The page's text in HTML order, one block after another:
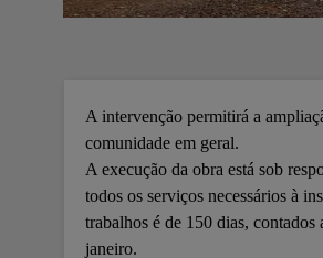
A intervenção permitirá a
comunidade em geral.
A execução da obra está sob
todos os serviços necessários à
trabalhos é de 150 dias,
janeiro.